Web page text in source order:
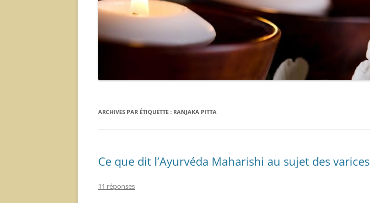
TECHNIQUES DE L’AYURVÉDA
THÉORIES
ARCHIVES PAR ÉTIQUETTE : RANJAKA PITTA
Ce que dit l’Ayurvéda Maharishi au sujet des varices
11 réponses